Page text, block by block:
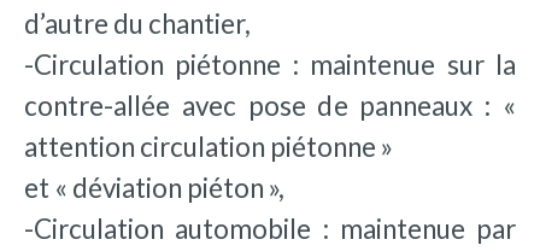
d’autre du chantier,
-Circulation piétonne : maintenue sur la
contre-allée avec pose de panneaux : «
attention circulation piétonne »
et « déviation piéton »,
-Circulation automobile : maintenue par